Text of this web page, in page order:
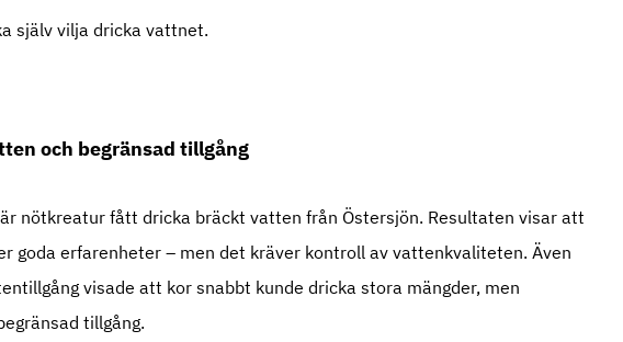
själv vilja dricka vattnet.
och begränsad tillgång
nötkreatur fått dricka bräckt vatten från Östersjön. Resultaten visar att
goda erfarenheter – men det kräver kontroll av vattenkvaliteten. Även
visade att kor snabbt kunde dricka stora mängder, men
tillgång.